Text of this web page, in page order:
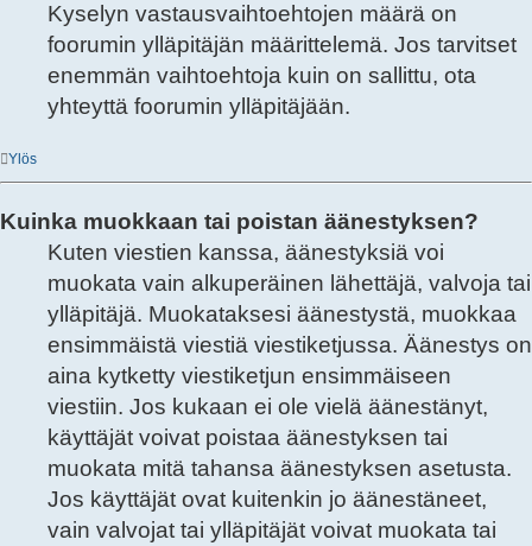
Kyselyn vastausvaihtoehtojen määrä on
foorumin ylläpitäjän määrittelemä. Jos tarvitset
enemmän vaihtoehtoja kuin on sallittu, ota
yhteyttä foorumin ylläpitäjään.
Ylös
Kuinka muokkaan tai poistan äänestyksen?
Kuten viestien kanssa, äänestyksiä voi
muokata vain alkuperäinen lähettäjä, valvoja tai
ylläpitäjä. Muokataksesi äänestystä, muokkaa
ensimmäistä viestiä viestiketjussa. Äänestys on
aina kytketty viestiketjun ensimmäiseen
viestiin. Jos kukaan ei ole vielä äänestänyt,
käyttäjät voivat poistaa äänestyksen tai
muokata mitä tahansa äänestyksen asetusta.
Jos käyttäjät ovat kuitenkin jo äänestäneet,
vain valvojat tai ylläpitäjät voivat muokata tai